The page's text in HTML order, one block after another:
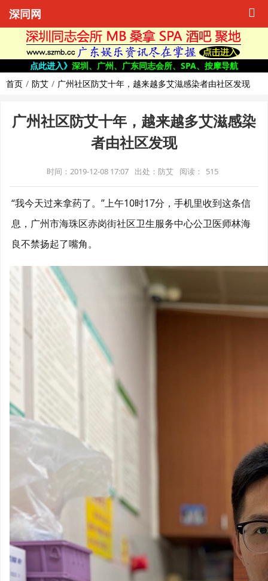
深同网
点此进入》 深圳、广州、广东同志会所、SPA、按摩导航
首页
防艾 广州社区防艾十年，越来越多艾滋感染者由社区发现
广州社区防艾十年，越来越多艾滋感染
者由社区发现
时间：2019-12-08 17:07 出处：防艾 阅读： 515
“我今天过来拿药了。”上午10时17分，手机里收到这条信
息，广州市海珠区赤岗街社区卫生服务中心公卫医师林海
良不禁扬起了嘴角。